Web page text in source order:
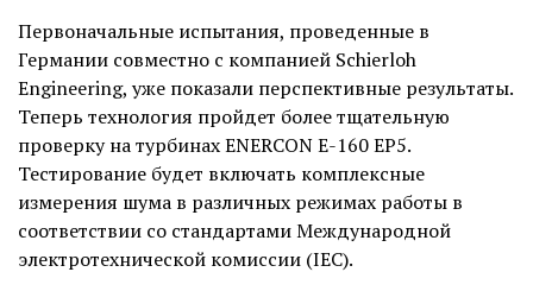
Первоначальные испытания, проведенные в
Германии совместно с компанией Schierloh
Engineering, уже показали перспективные результаты.
Теперь технология пройдет более тщательную
проверку на турбинах ENERCON E-160 EP5.
Тестирование будет включать комплексные
измерения шума в различных режимах работы в
соответствии со стандартами Международной
электротехнической комиссии (IEC).